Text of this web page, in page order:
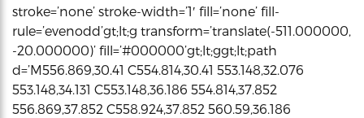
stroke=’none’ stroke-width=’1′ fill=’none’ fill-
rule=’evenodd’gt;lt;g transform=’translate(-511.000000,
-20.000000)’ fill=’#000000’gt;lt;ggt;lt;path
d=’M556.869,30.41 C554.814,30.41 553.148,32.076
553.148,34.131 C553.148,36.186 554.814,37.852
556.869,37.852 C558.924,37.852 560.59,36.186